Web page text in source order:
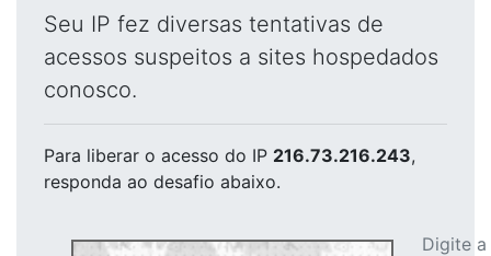
Seu IP fez diversas tentativas de
acessos suspeitos a sites hospedados
conosco.
Para liberar o acesso do IP 216.73.216.243,
responda ao desafio abaixo.
Digite